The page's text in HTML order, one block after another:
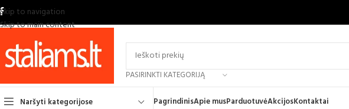
Skip to navigation
Skip to main content
PASIRINKTI KATEGORIJĄ
Naršyti kategorijose PagrindinisApie musParduotuvėAkcijosKontaktai